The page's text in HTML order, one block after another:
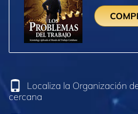
Localiza la Organización
cercana